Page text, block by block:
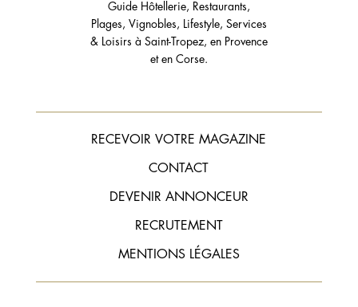
Guide Hôtellerie, Restaurants,
Plages, Vignobles, Lifestyle, Services
& Loisirs à Saint-Tropez, en Provence
et en Corse.
RECEVOIR VOTRE MAGAZINE
CONTACT
DEVENIR ANNONCEUR
RECRUTEMENT
MENTIONS LÉGALES